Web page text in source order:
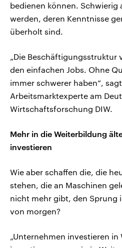
bedienen können. Schwierig
werden, deren Kenntnisse
überholt sind.
„Die Beschäftigungsstruktur
den einfachen Jobs. Ohne
immer schwerer haben“,
Arbeitsmarktexperte am
Wirtschaftsforschung DIW.
Mehr in die Weiterbildung
investieren
Wie aber schaffen die, die
stehen, die an Maschinen
nicht mehr gibt, den Sprung
von morgen?
„Unternehmen investieren